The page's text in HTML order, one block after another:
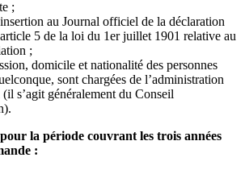
;
au Journal officiel de la déclaration
5 de la loi du 1er juillet 1901 relative au
;
domicile et nationalité des personnes
sont chargées de l’administration
(il s’agit généralement du Conseil
la période couvrant les trois années
: